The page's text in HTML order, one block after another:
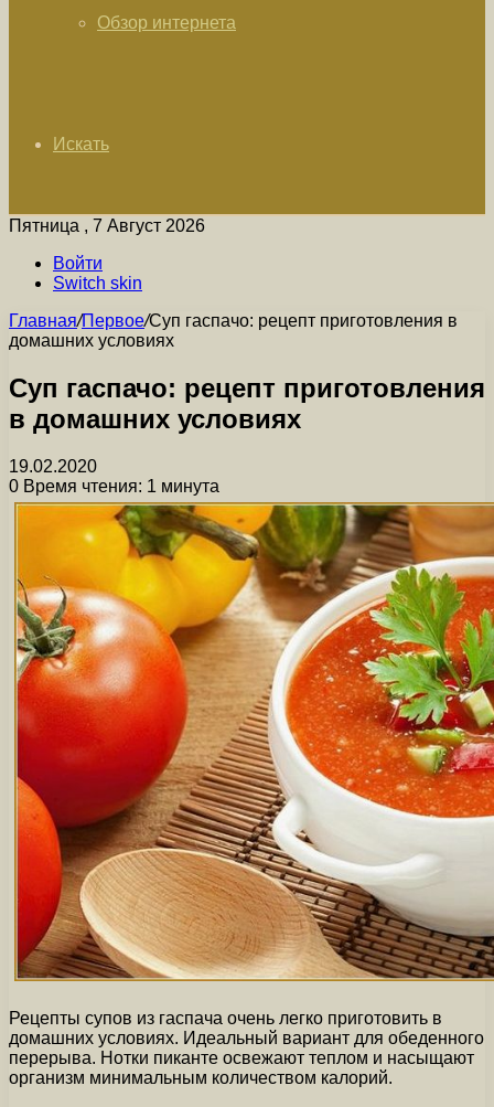
Обзор интернета
Искать
Пятница , 7 Август 2026
Войти
Switch skin
Главная/Первое/Суп гаспачо: рецепт приготовления в
домашних условиях
Суп гаспачо: рецепт приготовления
в домашних условиях
19.02.2020
0 Время чтения: 1 минута
Рецепты супов из гаспача очень легко приготовить в
домашних условиях. Идеальный вариант для обеденного
перерыва. Нотки пиканте освежают теплом и насыщают
организм минимальным количеством калорий.